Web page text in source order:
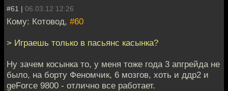
#61 | 06.03.12 12:26
Кому: Котовод, #60
> Играешь только в пасьянс касынка?
Ну зачем косынка то, у меня тоже года 3 апгрейда не
было, на борту Феномчик, 6 мозгов, хоть и ддр2 и
geForce 9800 - отлично все работает.